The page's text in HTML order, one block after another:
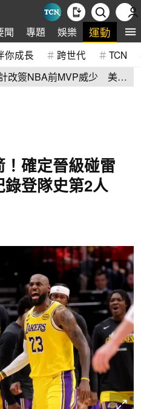
聞 專題 娛樂 運動 全
你成長 跨世代 TCN
改簽NBA前MVP威少 美
確定晉級碰雷
登隊史第2人